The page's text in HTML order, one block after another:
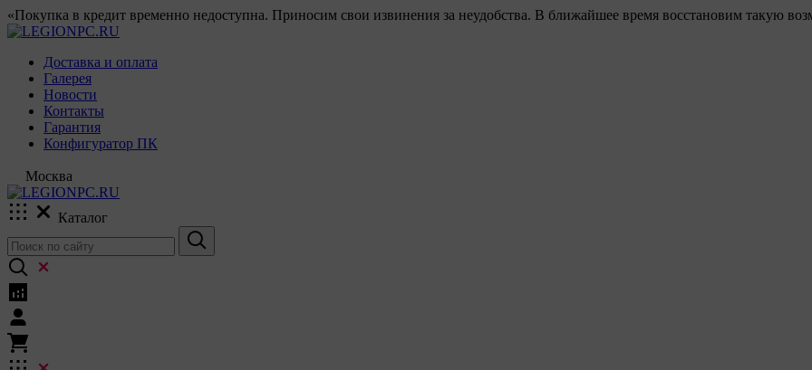
«Покупка в кредит временно недоступна. Приносим свои извинения за неудобства. В ближайшее время восстановим такую
Доставка и оплата
Галерея
Новости
Контакты
Гарантия
Конфигуратор ПК
Москва
Каталог